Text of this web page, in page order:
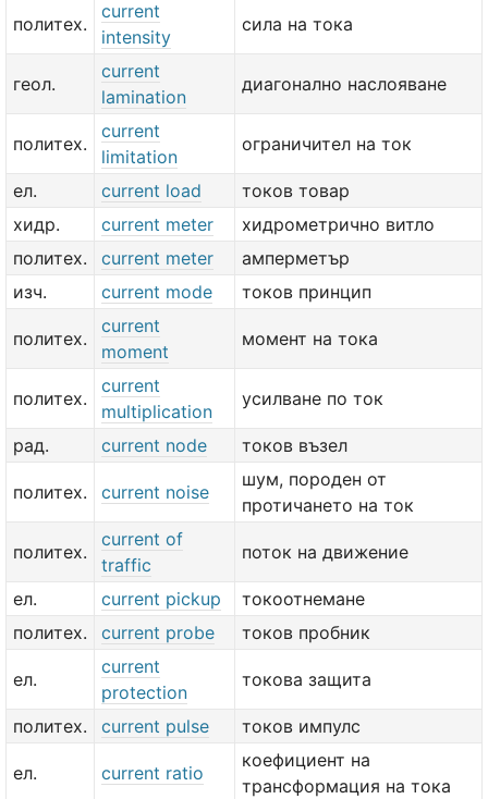
политех.
current
intensity
сила на тока
геол.
current
lamination
диагонално наслояване
политех.
current
limitation
ограничител на ток
ел. current load
токов товар
хидр.
current meter
хидрометрично витло
политех.
current meter
амперметър
изч.
current mode токов принцип
политех.
current
moment
момент на тока
политех.
current
multiplication
усилване по ток
рад. current node токов възел
политех. current noise
шум, породен от
протичането на ток
политех.
current of
traffic
поток на движение
ел. current pickup
токоотнемане
политех.
current probe токов пробник
ел.
current
protection
токова защита
политех. current pulse токов импулс
ел. current ratio
коефициент на
трансформация на тока